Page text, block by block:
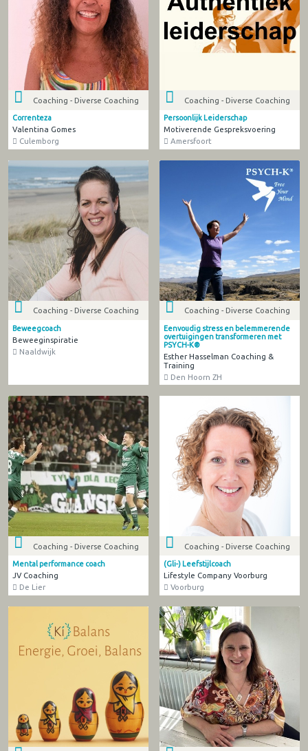
Coaching - Diverse Coaching
Correnteza
Valentina Gomes
Culemborg
Coaching - Diverse Coaching
Persoonlijk Leiderschap
Motiverende Gespreksvoering
Amersfoort
Coaching - Diverse Coaching
Beweegcoach
Beweeginspiratie
Naaldwijk
Coaching - Diverse Coaching
Eenvoudig stress en belemmerende
overtuigingen transformeren met
PSYCH-K®
Esther Hasselman Coaching &
Training
Den Hoorn ZH
Coaching - Diverse Coaching
Mental performance coach
JV Coaching
De Lier
Coaching - Diverse Coaching
(Gli-) Leefstijlcoach
Lifestyle Company Voorburg
Voorburg